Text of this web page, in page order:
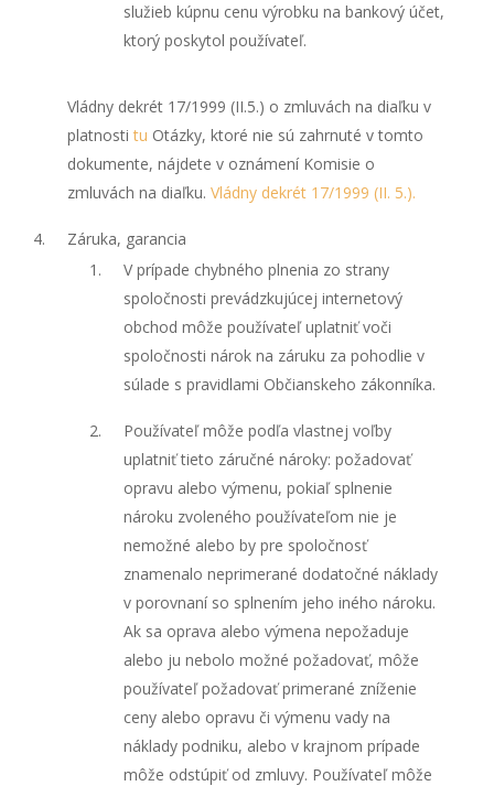
služieb kúpnu cenu výrobku na bankový účet,
ktorý poskytol používateľ.
Vládny dekrét 17/1999 (II.5.) o zmluvách na diaľku v
platnostitu Otázky, ktoré nie sú zahrnuté v tomto
dokumente, nájdete v oznámení Komisie o
zmluvách na diaľku. Vládny dekrét 17/1999 (II. 5.).
Záruka, garancia
V prípade chybného plnenia zo strany
spoločnosti prevádzkujúcej internetový
obchod môže používateľ uplatniť voči
spoločnosti nárok na záruku za pohodlie v
súlade s pravidlami Občianskeho zákonníka.
Používateľ môže podľa vlastnej voľby
uplatniť tieto záručné nároky: požadovať
opravu alebo výmenu, pokiaľ splnenie
nároku zvoleného používateľom nie je
nemožné alebo by pre spoločnosť
znamenalo neprimerané dodatočné náklady
v porovnaní so splnením jeho iného nároku.
Ak sa oprava alebo výmena nepožaduje
alebo ju nebolo možné požadovať, môže
používateľ požadovať primerané zníženie
ceny alebo opravu či výmenu vady na
náklady podniku, alebo v krajnom prípade
môže odstúpiť od zmluvy. Používateľ môže